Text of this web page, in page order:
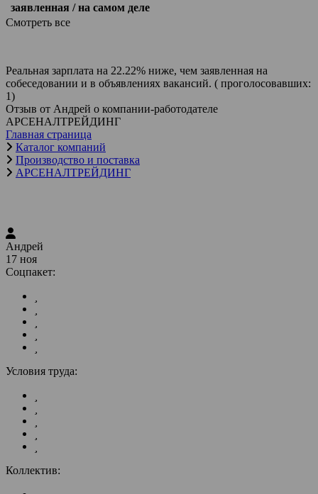
заявленная / на самом деле
Смотреть все
Реальная зарплата на 22.22% ниже, чем заявленная на
собеседовании и в объявлениях вакансий. ( проголосовавших:
1)
Отзыв от Андрей о компании-работодателе
АРСЕНАЛТРЕЙДИНГ
Главная страница
Каталог компаний
Производство и поставка
АРСЕНАЛТРЕЙДИНГ
Андрей
17 ноя
Соцпакет:
Условия труда:
Коллектив: